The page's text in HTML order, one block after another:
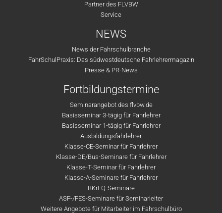
Partner des FLVBW
Service
NEWS
News der Fahrschulbranche
FahrSchulPraxis: Das südwestdeutsche Fahrlehrermagazin
Presse & PR-News
Fortbildungstermine
Seminarangebot des flvbw.de
Basisseminar 3-tägig für Fahrlehrer
Basisseminar 1-tägig für Fahrlehrer
Ausbildungsfahrlehrer
Klasse-CE-Seminar für Fahrlehrer
Klasse-DE/Bus-Seminare für Fahrlehrer
Klasse-T-Seminar für Fahrlehrer
Klasse-A-Seminare für Fahrlehrer
BKrFQ-Seminare
ASF-/FES-Seminare für Seminarleiter
Weitere Angebote für Mitarbeiter im Fahrschulbüro